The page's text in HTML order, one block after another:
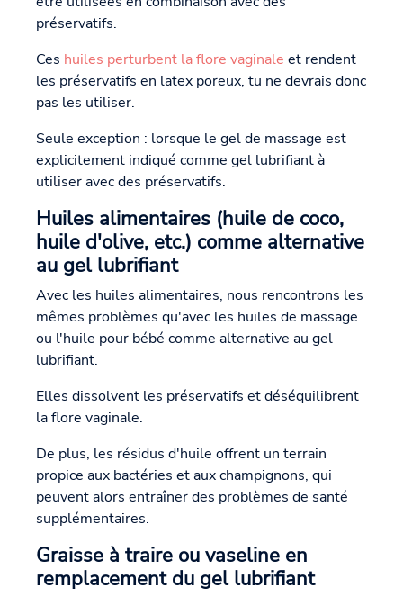
préservatifs.
Ces huiles perturbent la flore vaginale et rendent
les préservatifs en latex poreux, tu ne devrais donc
pas les utiliser.
Seule exception : lorsque le gel de massage est
explicitement indiqué comme gel lubrifiant à
utiliser avec des préservatifs.
Huiles alimentaires (huile de coco,
huile d'olive, etc.) comme alternative
au gel lubrifiant
Avec les huiles alimentaires, nous rencontrons les
mêmes problèmes qu'avec les huiles de massage
ou l'huile pour bébé comme alternative au gel
lubrifiant.
Elles dissolvent les préservatifs et déséquilibrent
la flore vaginale.
De plus, les résidus d'huile offrent un terrain
propice aux bactéries et aux champignons, qui
peuvent alors entraîner des problèmes de santé
supplémentaires.
Graisse à traire ou vaseline en
remplacement du gel lubrifiant